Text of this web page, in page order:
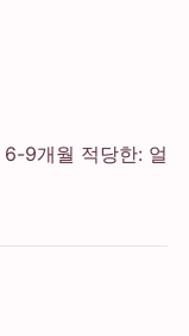
9개월 적당한: 얼